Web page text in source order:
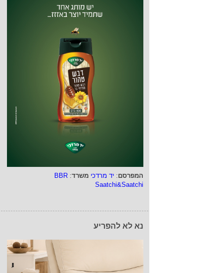
המפרסם: יד מרדכי משרד:
BBR
Saatchi&Saatchi
נא לא להפריע